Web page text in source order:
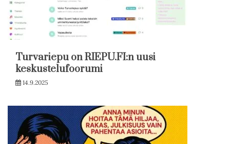
Turvariepu on RIEPU.FI:n uusi
keskustelufoorumi
14.9.2025